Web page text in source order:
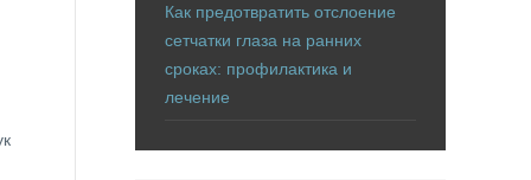
Как предотвратить отслоение
сетчатки глаза на ранних
сроках: профилактика и
лечение